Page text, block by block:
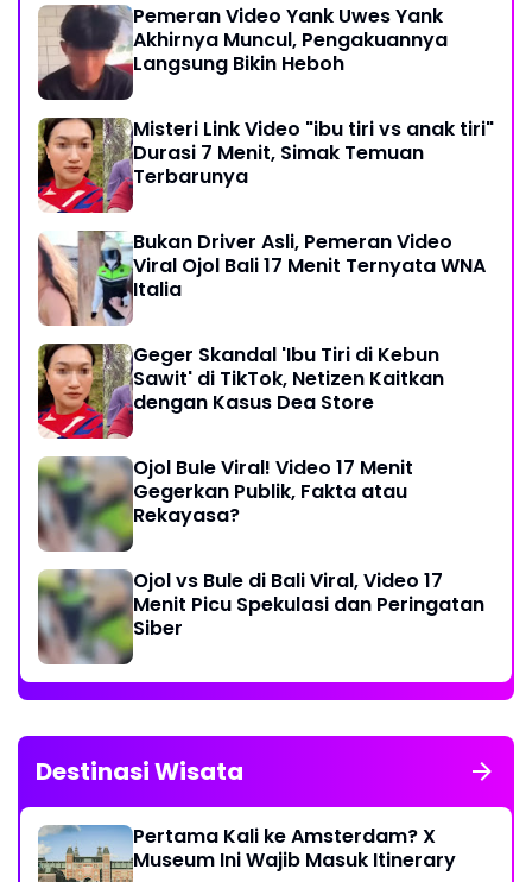
Pemeran Video Yank Uwes Yank
Akhirnya Muncul, Pengakuannya
Langsung Bikin Heboh
Misteri Link Video "ibu tiri vs anak tiri"
Durasi 7 Menit, Simak Temuan
Terbarunya
Bukan Driver Asli, Pemeran Video
Viral Ojol Bali 17 Menit Ternyata WNA
Italia
Geger Skandal 'Ibu Tiri di Kebun
Sawit' di TikTok, Netizen Kaitkan
dengan Kasus Dea Store
Ojol Bule Viral! Video 17 Menit
Gegerkan Publik, Fakta atau
Rekayasa?
Ojol vs Bule di Bali Viral, Video 17
Menit Picu Spekulasi dan Peringatan
Siber
Destinasi Wisata
Pertama Kali ke Amsterdam? X
Museum Ini Wajib Masuk Itinerary